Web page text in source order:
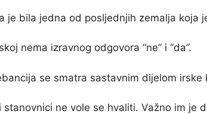
je bila jedna od posljednjih zemalja koja
nema izravnog odgovora “ne” i “da”.
se smatra sastavnim dijelom irske
stanovnici ne vole se hvaliti. Važno im je